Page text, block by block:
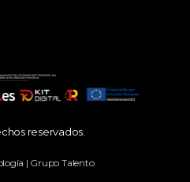
reservados.
| Grupo Talento